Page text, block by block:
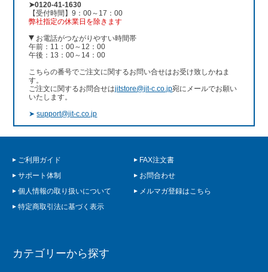
➤0120-41-1630
【受付時間】9：00～17：00
弊社指定の休業日を除きます
お電話がつながりやすい時間帯
午前：11：00～12：00
午後：13：00～14：00
こちらの番号でご注文に関するお問い合せはお受け致しかねま
す。
ご注文に関するお問合せはjitstore@jit-c.co.jp宛にメールでお願い
いたします。
➤support@jit-c.co.jp
ご利用ガイド
FAX注文書
サポート体制
お問合わせ
個人情報の取り扱いについて
メルマガ登録はこちら
特定商取引法に基づく表示
カテゴリーから探す